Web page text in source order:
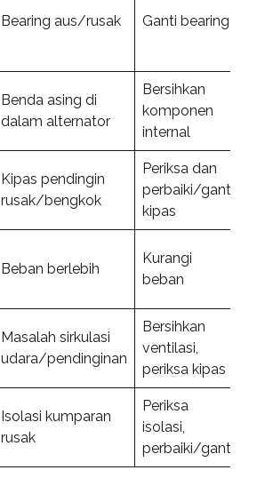
Bearing aus/rusak Ganti bearing
Benda asing di
dalam alternator
Bersihkan
komponen
internal
Kipas pendingin
rusak/bengkok
Periksa dan
perbaiki/ganti
kipas
Beban berlebih
Kurangi
beban
Masalah sirkulasi
udara/pendinginan
Bersihkan
ventilasi,
periksa kipas
Isolasi kumparan
rusak
Periksa
isolasi,
perbaiki/ganti